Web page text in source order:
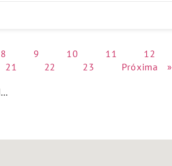
8 9 10 11 12
21 22 23 Próxima »